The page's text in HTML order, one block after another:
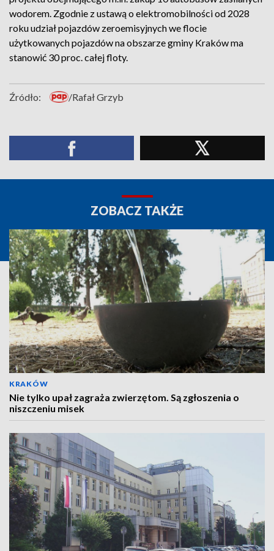
wodorem. Zgodnie z ustawą o elektromobilności od 2028
roku udział pojazdów zeroemisyjnych we flocie
użytkowanych pojazdów na obszarze gminy Kraków ma
stanowić 30 proc. całej floty.
Źródło: /Rafał Grzyb
ZOBACZ TAKŻE
KRAKÓW
Nie tylko upał zagraża zwierzętom. Są zgłoszenia o
niszczeniu misek